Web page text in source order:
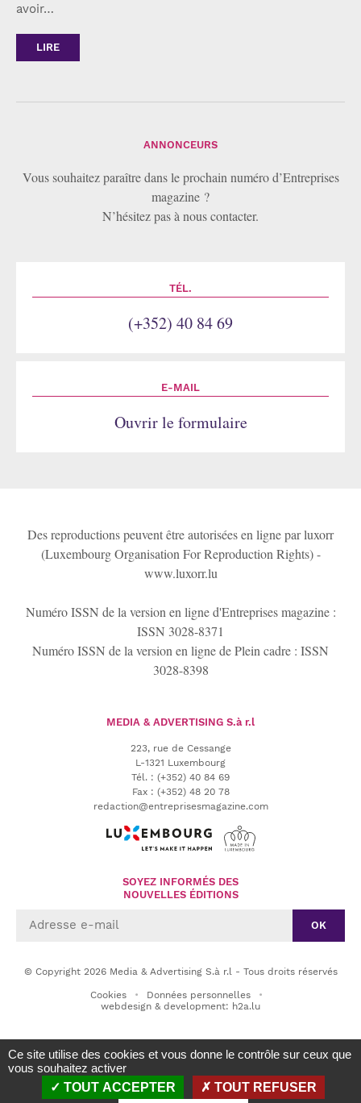
avoir…
LIRE
ANNONCEURS
Vous souhaitez paraître dans le prochain numéro d’Entreprises
magazine ?
N’hésitez pas à nous contacter.
TÉL.
(+352) 40 84 69
E-MAIL
Ouvrir le formulaire
Des reproductions peuvent être autorisées en ligne par luxorr
(Luxembourg Organisation For Reproduction Rights) -
www.luxorr.lu
Numéro ISSN de la version en ligne d'Entreprises magazine :
ISSN 3028-8371
Numéro ISSN de la version en ligne de Plein cadre : ISSN
3028-8398
MEDIA & ADVERTISING S.à r.l
223, rue de Cessange
L-1321 Luxembourg
Tél. : (+352) 40 84 69
Fax : (+352) 48 20 78
redaction@entreprisesmagazine.com
SOYEZ INFORMÉS DES
NOUVELLES ÉDITIONS
OK
© Copyright 2026 Media & Advertising S.à r.l - Tous droits réservés
Cookies
Données personnelles
webdesign & development: h2a.lu
Ce site utilise des cookies et vous donne le contrôle sur ceux que
vous souhaitez activer
TOUT ACCEPTER
TOUT REFUSER